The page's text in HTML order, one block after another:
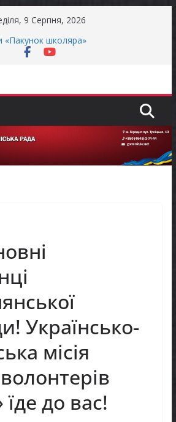
9 Серпня, 2026
першокласників уже можуть
«Пакунок школяра»
бізнесу
проводить опитування щодо
права осіб з інвалідністю на працю
Чернігівщини!
Українсько-
місія
їде до вас!